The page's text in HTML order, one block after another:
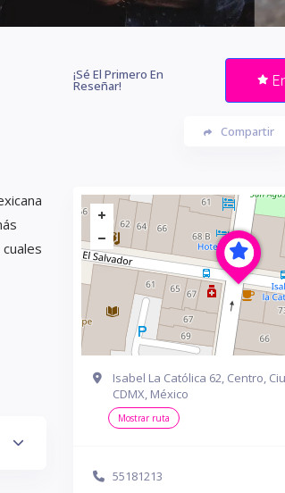
¡Sé El Primero En
Reseñar!
Compartir
Isabel La Católica 62, Centro,
CDMX, México
Mostrar ruta
55181213